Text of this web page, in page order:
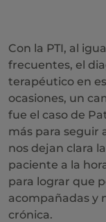
Con la PTI, al
frecuentes, el
terapéutico en
ocasiones, un
fue el caso de
más para seguir
nos dejan clara
paciente a la
para lograr que
acompañadas y
crónica.